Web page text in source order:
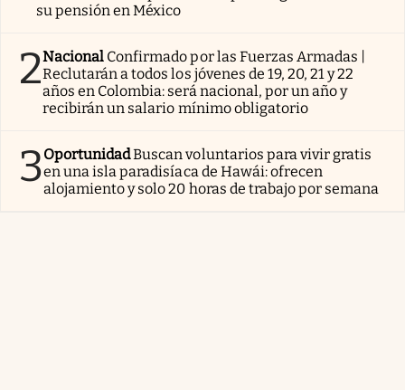
su pensión en México
2Nacional Confirmado por las Fuerzas Armadas |
Reclutarán a todos los jóvenes de 19, 20, 21 y 22
años en Colombia: será nacional, por un año y
recibirán un salario mínimo obligatorio
3OportunidadBuscan voluntarios para vivir gratis
en una isla paradisíaca de Hawái: ofrecen
alojamiento y solo 20 horas de trabajo por semana